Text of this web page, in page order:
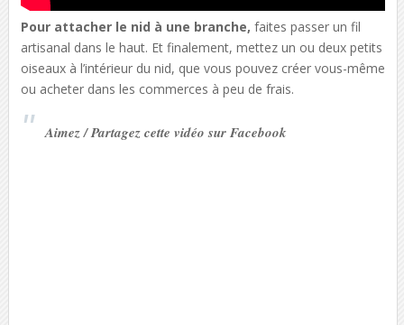
Pour attacher le nid à une branche, faites passer un fil
artisanal dans le haut. Et finalement, mettez un ou deux petits
oiseaux à l’intérieur du nid, que vous pouvez créer vous-même
ou acheter dans les commerces à peu de frais.
Aimez / Partagez cette vidéo sur Facebook